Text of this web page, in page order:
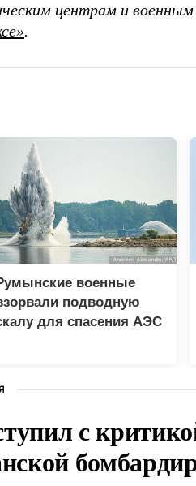
центрам и
.
военные
подводную
для спасения АЭС
с